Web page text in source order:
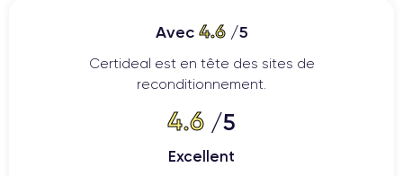
Avec 4.6/5
Certideal est en tête des sites de
reconditionnement.
4.6 /5
Excellent